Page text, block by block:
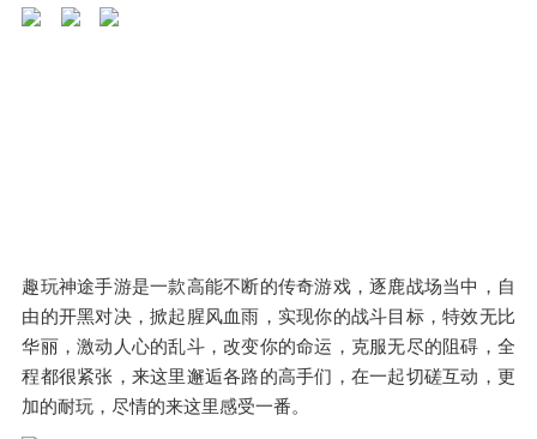
趣玩神途手游是一款高能不断的传奇游戏，逐鹿战场当中，自
由的开黑对决，掀起腥风血雨，实现你的战斗目标，特效无比
华丽，激动人心的乱斗，改变你的命运，克服无尽的阻碍，全
程都很紧张，来这里邂逅各路的高手们，在一起切磋互动，更
加的耐玩，尽情的来这里感受一番。